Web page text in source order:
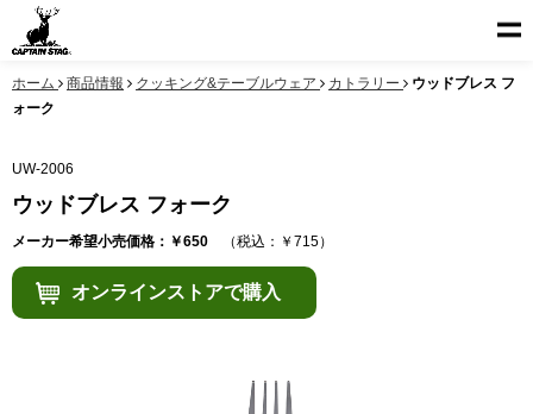
ホーム 商品情報 クッキング&テーブルウェア カトラリー
ウッドブレス フ
ォーク
UW-2006
ウッドブレス フォーク
メーカー希望小売価格：￥650 （税込：￥715）
オンラインストアで購入